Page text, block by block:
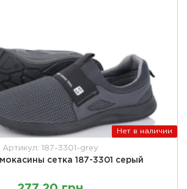
Нет в наличии
Артикул: 187-3301-grey
сетка 187-3301 серый